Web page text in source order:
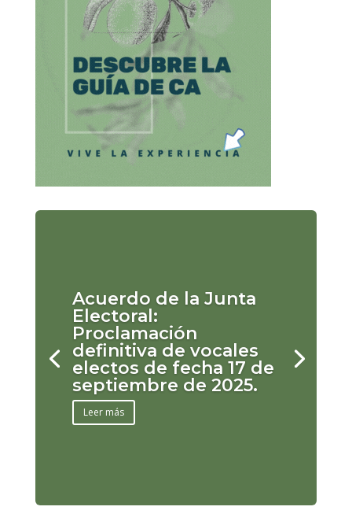
Acuerdo de la Junta
Electoral:
Proclamación
definitiva de vocales
electos de fecha 17 de
septiembre de 2025.
Leer más